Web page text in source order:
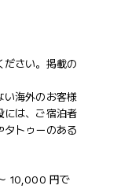
ださい。掲載の
い海外のお客様
には、ご宿泊者
タトゥーのある
10,000 円で